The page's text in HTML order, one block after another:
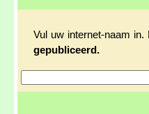
Vul uw internet-naam in.
gepubliceerd.